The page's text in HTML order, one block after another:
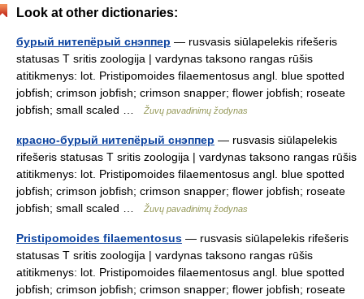
Look at other dictionaries:
бурый нитепёрый снэппер — rusvasis siūlapelekis rifešeris
statusas T sritis zoologija | vardynas taksono rangas rūšis
atitikmenys: lot. Pristipomoides filaementosus angl. blue spotted
jobfish; crimson jobfish; crimson snapper; flower jobfish; roseate
jobfish; small scaled …
Žuvų pavadinimų žodynas
красно-бурый нитепёрый снэппер — rusvasis siūlapelekis
rifešeris statusas T sritis zoologija | vardynas taksono rangas rūšis
atitikmenys: lot. Pristipomoides filaementosus angl. blue spotted
jobfish; crimson jobfish; crimson snapper; flower jobfish; roseate
jobfish; small scaled …
Žuvų pavadinimų žodynas
Pristipomoides filaementosus — rusvasis siūlapelekis rifešeris
statusas T sritis zoologija | vardynas taksono rangas rūšis
atitikmenys: lot. Pristipomoides filaementosus angl. blue spotted
jobfish; crimson jobfish; crimson snapper; flower jobfish; roseate